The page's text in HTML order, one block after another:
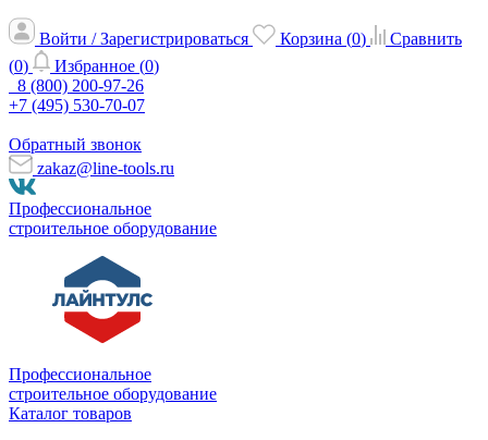
Войти / Зарегистрироваться Корзина (0)
Сравнить
(0) Избранное (0)
8 (800) 200-97-26
+7 (495) 530-70-07
Обратный звонок
zakaz@line-tools.ru
Профессиональное
строительное оборудование
Профессиональное
строительное оборудование
Каталог товаров